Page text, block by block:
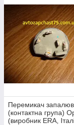
Перемикач
(контактна група)
(виробник ERA,